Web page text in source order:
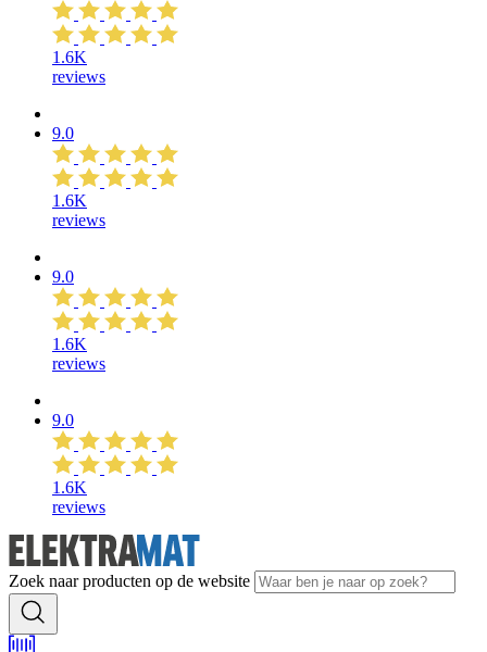
1.6K
reviews
9.0
1.6K
reviews
9.0
1.6K
reviews
9.0
1.6K
reviews
Zoek naar producten op de website